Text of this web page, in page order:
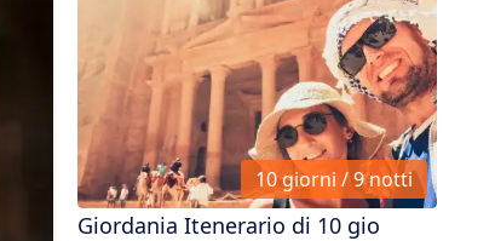
10 giorni / 9 notti
Giordania Itenerario di 10 gio